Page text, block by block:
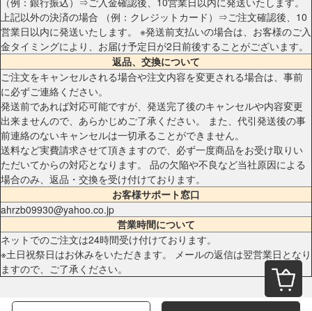
上記以外の決済の場合 （例：クレジットカード）⇒ご注文確認後、10
営業日以内に発送いたします。 ※発送前支払いの場合は、お客様のご入
金タイミングにより、お届け予定日が2日前後することがございます。
返品、交換について
ご注文をキャンセルされる場合や注文内容を変更される場合は、事前
に必ずご連絡ください。
発送前であれば対応可能ですが、発送完了後のキャンセルや内容変更
出来ませんので、あらかじめご了承ください。 また、代引発送後の事
前連絡のないキャンセルは一切承ることができません。
送料など実費請求させて頂きますので、必ず一度商品をお受け取りい
ただいてからの対応となります。 品の欠陥や不良など当社原因による
場合のみ、返品・交換を受け付けております。
お客様サポート窓口
ahrzb09930@yahoo.co.jp
営業時間について
ネットでのご注文は24時間受け付けております。
※土日祝祭日はお休みをいただきます。 メールの返信は翌営業日となり
ますので、ご了承ください。